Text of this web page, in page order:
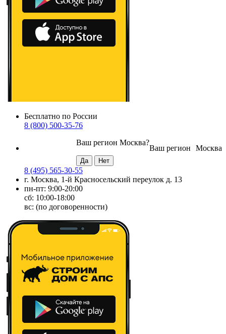
Бесплатно по России
8 (800) 500-35-76
Москва
Ваш регион
Ваш регион Москва?
8 (495) 565-30-55
г. Москва, 1-й Красносельский переулок д. 13
пн-пт: 9:00-20:00
сб: 10:00-18:00
вс: (по договоренности)